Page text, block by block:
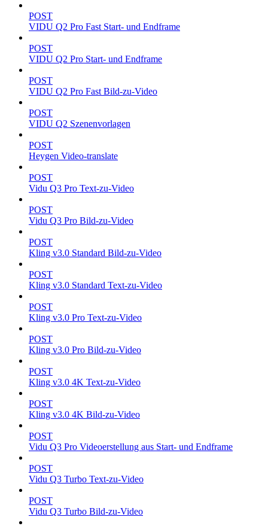
POST
VIDU Q2 Pro Fast Start- und Endframe
POST
VIDU Q2 Pro Start- und Endframe
POST
VIDU Q2 Pro Fast Bild-zu-Video
POST
VIDU Q2 Szenenvorlagen
POST
Heygen Video-translate
POST
Vidu Q3 Pro Text-zu-Video
POST
Vidu Q3 Pro Bild-zu-Video
POST
Kling v3.0 Standard Bild-zu-Video
POST
Kling v3.0 Standard Text-zu-Video
POST
Kling v3.0 Pro Text-zu-Video
POST
Kling v3.0 Pro Bild-zu-Video
POST
Kling v3.0 4K Text-zu-Video
POST
Kling v3.0 4K Bild-zu-Video
POST
Vidu Q3 Pro Videoerstellung aus Start- und Endframe
POST
Vidu Q3 Turbo Text-zu-Video
POST
Vidu Q3 Turbo Bild-zu-Video